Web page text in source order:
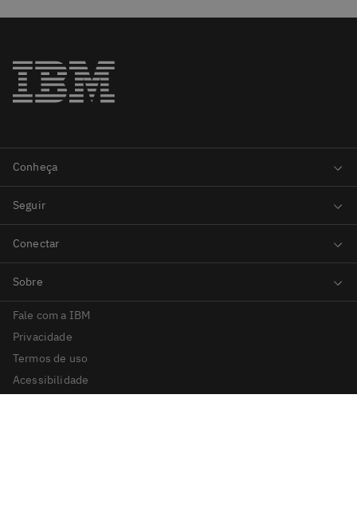
Fale com a IBM
Privacidade
Termos de uso
Acessibilidade